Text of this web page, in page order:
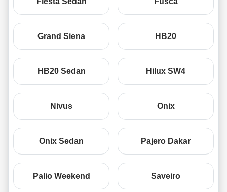
Grand Siena HB20
HB20 Sedan Hilux SW4
Nivus Onix
Onix Sedan Pajero Dakar
Palio Weekend Saveiro